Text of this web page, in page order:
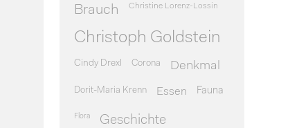
Brauch Christine Lorenz-Lossin
Christoph Goldstein
Cindy Drexl Corona Denkmal
Dorit-Maria Krenn Essen Fauna
Flora Geschichte